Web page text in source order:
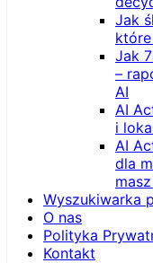
Jak
Jak
–
AI
AI
i
AI
dla
Wyszukiwarka
O nas
Polityka
Kontakt